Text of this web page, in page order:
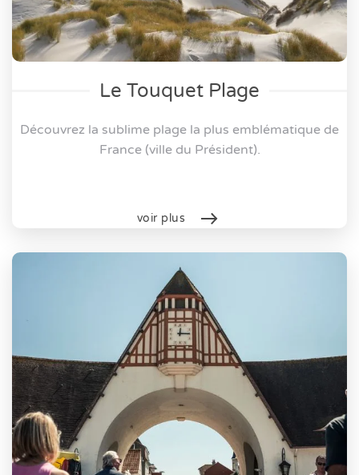
Le Touquet Plage
Découvrez la sublime plage la plus emblématique de
France (ville du Président).
voir plus